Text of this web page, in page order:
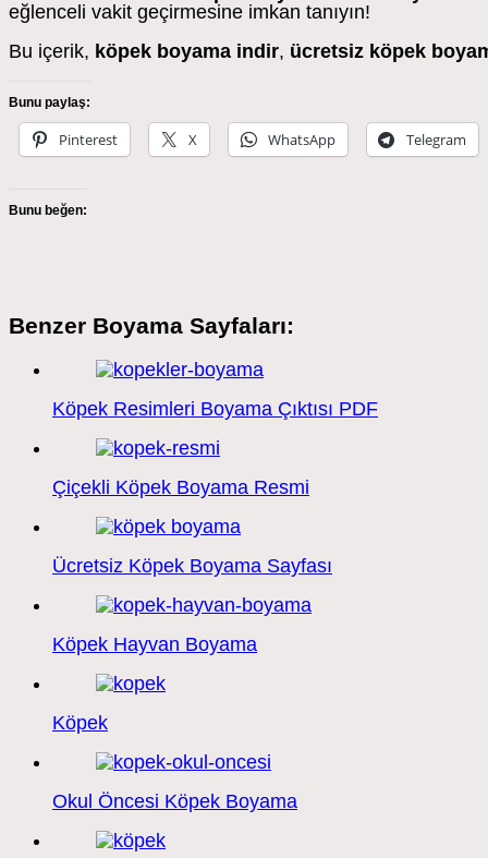
eğlenceli vakit geçirmesine imkan tanıyın!
Bu içerik, köpek boyama indir, ücretsiz köpek
Bunu paylaş:
Pinterest X WhatsApp Telegram
Bunu beğen:
Benzer Boyama Sayfaları:
Köpek Resimleri Boyama Çıktısı PDF
Çiçekli Köpek Boyama Resmi
Ücretsiz Köpek Boyama Sayfası
Köpek Hayvan Boyama
Köpek
Okul Öncesi Köpek Boyama